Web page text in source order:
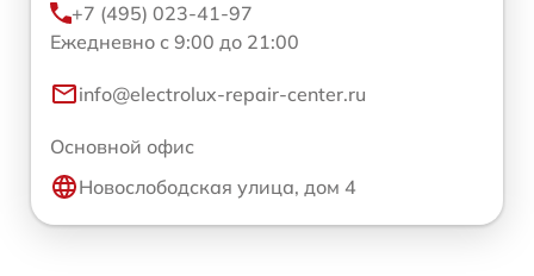
+7 (495) 023-41-97
Ежедневно с 9:00 до 21:00
info@electrolux-repair-center.ru
Основной офис
Новослободская улица, дом 4